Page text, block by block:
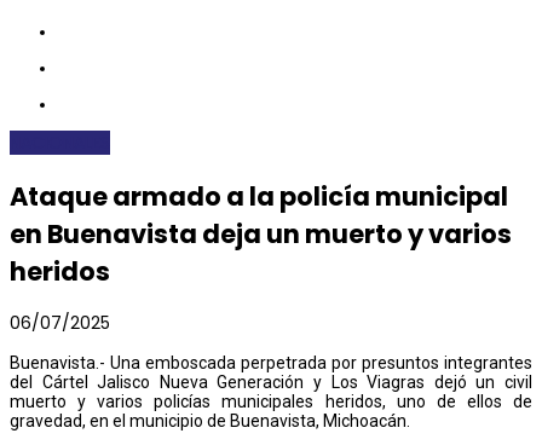
Ataque armado a la policía municipal
en Buenavista deja un muerto y varios
heridos
06/07/2025
Buenavista.- Una emboscada perpetrada por presuntos integrantes
del Cártel Jalisco Nueva Generación y Los Viagras dejó un civil
muerto y varios policías municipales heridos, uno de ellos de
gravedad, en el municipio de Buenavista, Michoacán.